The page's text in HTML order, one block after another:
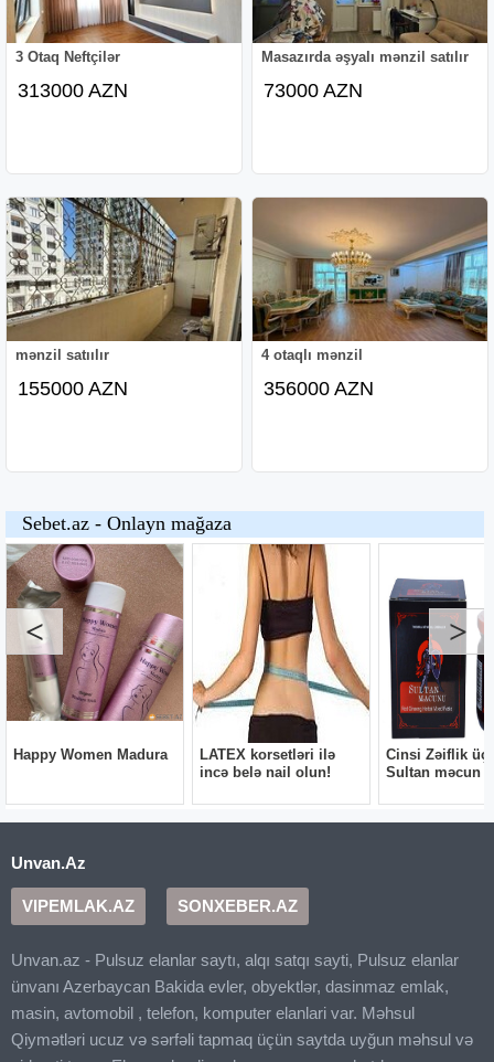
3 Otaq Neftçilər
313000 AZN
Masazırda əşyalı mənzil satılır
73000 AZN
mənzil satıılır
155000 AZN
4 otaqlı mənzil
356000 AZN
Unvan.Az
VIPEMLAK.AZ SONXEBER.AZ
Unvan.az - Pulsuz elanlar saytı, alqı satqı sayti, Pulsuz elanlar
ünvanı Azerbaycan Bakida evler, obyektlər, dasinmaz emlak,
masin, avtomobil , telefon, komputer elanlari var. Məhsul
Qiymətləri ucuz və sərfəli tapmaq üçün saytda uyğun məhsul və